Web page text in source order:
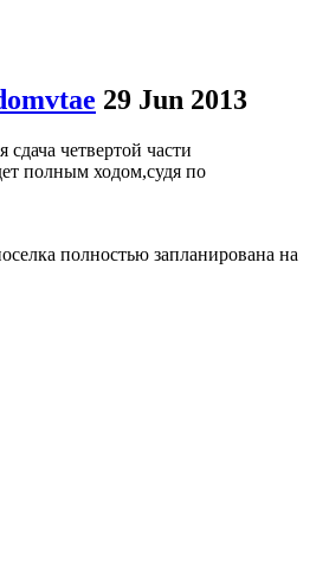
29 Jun 2013
сдача четвертой части
полным ходом,судя по
полностью запланирована на